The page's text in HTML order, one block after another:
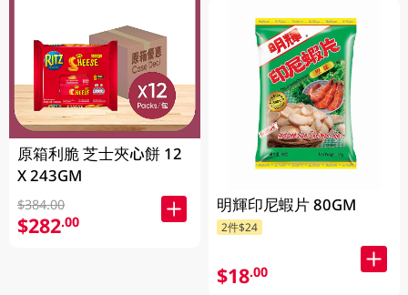
原箱利脆 芝士夾心餅 12
X 243GM
$384.00
$282.00
明輝印尼蝦片 80GM
2件$24
$18.00